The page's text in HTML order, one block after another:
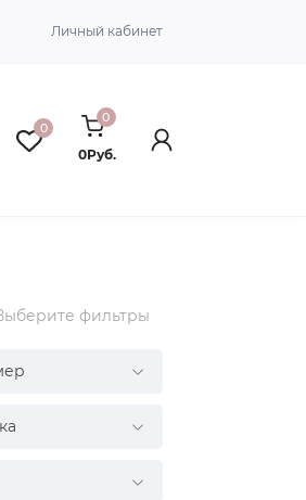
Личный кабинет
0
0
0Руб.
фильтры